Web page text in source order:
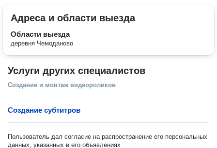
Адреса и области выезда
Области выезда
деревня Чемоданово
Услуги других специалистов
Создание и монтаж видеороликов
Создание субтитров
Пользователь дал согласие на распространение его персональных
данных, указанных в его объявлениях